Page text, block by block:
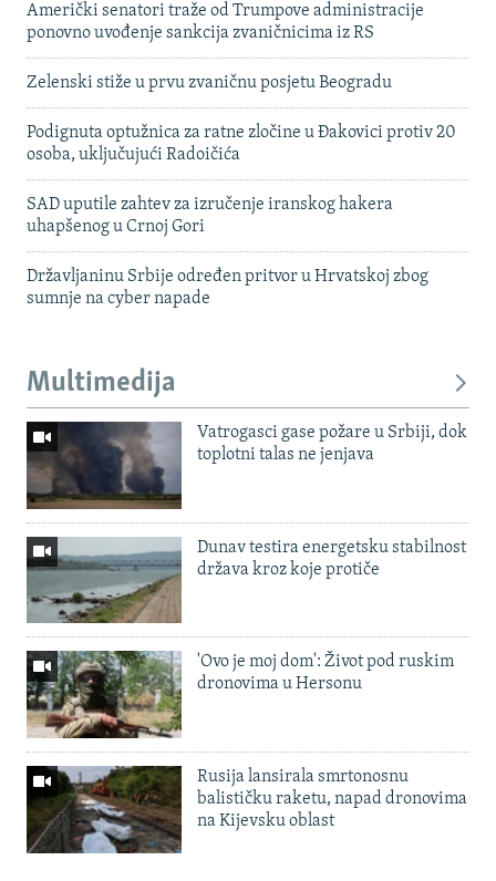
Američki senatori traže od Trumpove administracije
ponovno uvođenje sankcija zvaničnicima iz RS
Zelenski stiže u prvu zvaničnu posjetu Beogradu
Podignuta optužnica za ratne zločine u Đakovici protiv 20
osoba, uključujući Radoičića
SAD uputile zahtev za izručenje iranskog hakera
uhapšenog u Crnoj Gori
Državljaninu Srbije određen pritvor u Hrvatskoj zbog
sumnje na cyber napade
Multimedija
Vatrogasci gase požare u Srbiji, dok
toplotni talas ne jenjava
Dunav testira energetsku stabilnost
država kroz koje protiče
'Ovo je moj dom': Život pod ruskim
dronovima u Hersonu
Rusija lansirala smrtonosnu
balističku raketu, napad dronovima
na Kijevsku oblast